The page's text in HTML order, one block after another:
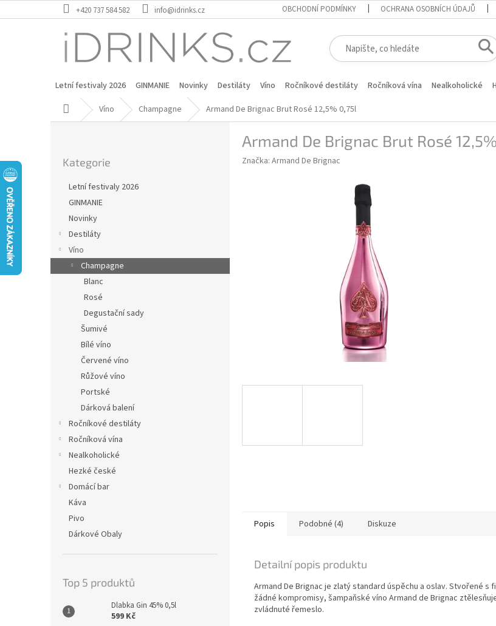
na
+420 737 584 582 info@idrinks.cz OBCHODNÍ PODMÍNKY OCHRANA OSOBNÍCH ÚDAJŮ
Letní festivaly 2026 GINMANIE Novinky Destiláty Víno Ročníkové destiláty Ročníková vína Nealkoholické
Domů Víno Champagne Armand De Brignac Brut Rosé 12,5% 0,75l
a
n
kategorie
Kategorie
Letní festivaly 2026
GINMANIE
Novinky
Destiláty
Víno
Champagne
Blanc
Rosé
Degustační sady
Šumivé
Bílé víno
Červené víno
Růžové víno
Portské
Dárková balení
Ročníkové destiláty
Ročníková vína
Nealkoholické
Hezké české
Domácí bar
Káva
Pivo
Dárkové Obaly
Top 5 produktů
Dlabka Gin 45% 0,5l
599 Kč
Armand De Brignac Brut Rosé
Značka: Armand De Brignac
Popis Podobné (4) Diskuze
Detailní popis produktu
Armand De Brignac je zlatý standard úspěchu a oslav. Stvořené s
žádné kompromisy, šampaňské víno Armand de Brignac
zvládnuté řemeslo.